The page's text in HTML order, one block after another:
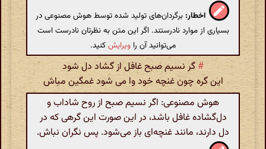
اخطار: برگردان‌های تولید شده توسط هوش مصنوعی در
بسیاری از موارد نادرستند. اگر این متن به نظرتان نادرست است
می‌توانید آن را ویرایشکنید.
# گر نسیم صبح غافل از گشاد دل شود
این گره چون غنچه خود وا می شود غمگین مباش
هوش مصنوعی: اگر نسیم صبح از روح شاداب و
دل‌گشاده غافل باشد، در این صورت این گرهی که در
دل دارند، مانند غنچه‌ای باز می‌شود. پس نگران نباش.